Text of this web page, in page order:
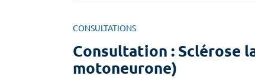
CONSULTATIONS
Consultation : Sclérose
motoneurone)